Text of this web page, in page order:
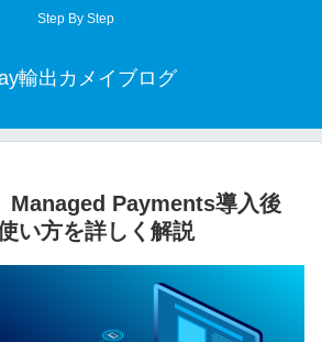
Step By Step
輸出カメイブログ
Managed Payments導入後
い方を詳しく解説